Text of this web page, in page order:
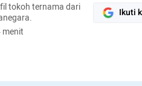
tokoh ternama dari
Ikuti